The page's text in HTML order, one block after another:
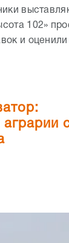
102»
и
аграрии